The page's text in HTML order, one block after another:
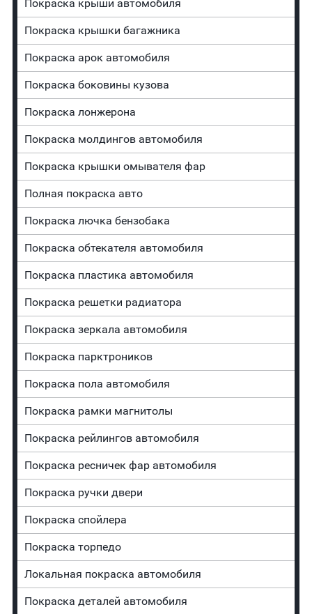
Покраска крыши автомобиля
Покраска крышки багажника
Покраска арок автомобиля
Покраска боковины кузова
Покраска лонжерона
Покраска молдингов автомобиля
Покраска крышки омывателя фар
Полная покраска авто
Покраска лючка бензобака
Покраска обтекателя автомобиля
Покраска пластика автомобиля
Покраска решетки радиатора
Покраска зеркала автомобиля
Покраска парктроников
Покраска пола автомобиля
Покраска рамки магнитолы
Покраска рейлингов автомобиля
Покраска ресничек фар автомобиля
Покраска ручки двери
Покраска спойлера
Покраска торпедо
Локальная покраска автомобиля
Покраска деталей автомобиля